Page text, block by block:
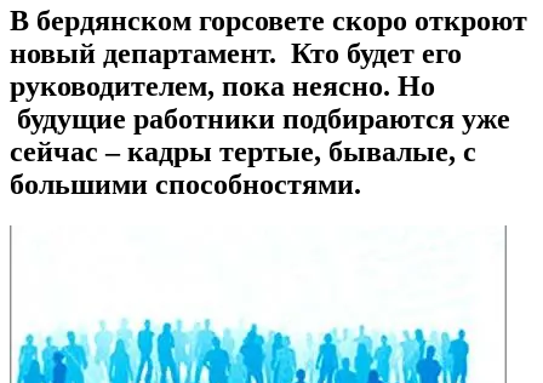
В бердянском горсовете скоро откроют
новый департамент. Кто будет его
руководителем, пока неясно. Но
будущие работники подбираются уже
сейчас – кадры тертые, бывалые, с
большими способностями.